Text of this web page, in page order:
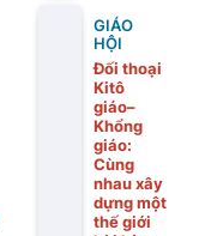
GIÁO
HỘI
Đối thoại
Kitô
giáo–
Khổng
giáo:
Cùng
nhau xây
dựng một
thế giới